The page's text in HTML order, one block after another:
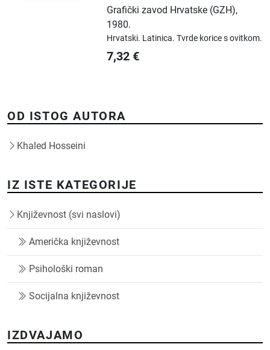
Grafički zavod Hrvatske (GZH),
1980.
Hrvatski. Latinica.Tvrde korice s ovitkom.
7,32 €
OD ISTOG AUTORA
Khaled Hosseini
IZ ISTE KATEGORIJE
Književnost (svi naslovi)
Američka književnost
Psihološki roman
Socijalna književnost
IZDVAJAMO